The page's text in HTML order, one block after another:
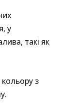
у
такі як
з